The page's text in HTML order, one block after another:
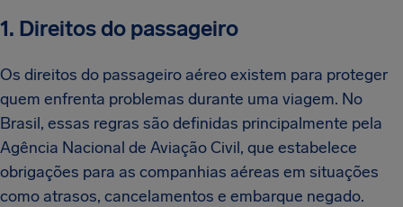
1. Direitos do passageiro
Os direitos do passageiro aéreo existem para proteger
quem enfrenta problemas durante uma viagem. No
Brasil, essas regras são definidas principalmente pela
Agência Nacional de Aviação Civil, que estabelece
obrigações para as companhias aéreas em situações
como atrasos, cancelamentos e embarque negado.